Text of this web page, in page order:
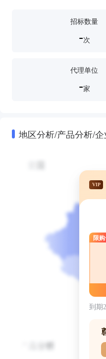
招标数量
-次
代理单位
-家
地区分析/产品分析/
VIP
限
到期